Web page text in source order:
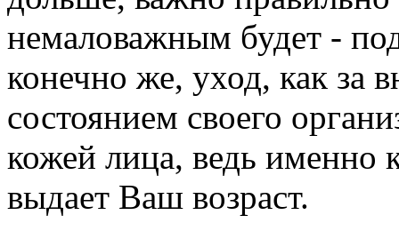
немаловажным будет -
конечно же, уход, как за
состоянием своего
кожей лица, ведь именно
выдает Ваш возраст.